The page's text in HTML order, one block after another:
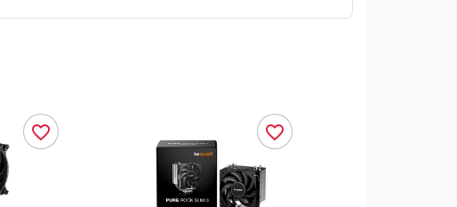
favorite_border favorite_border